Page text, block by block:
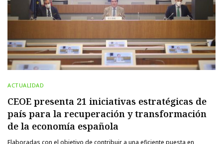
ACTUALIDAD
CEOE presenta 21 iniciativas estratégicas de
país para la recuperación y transformación
de la economía española
Elaboradas con el objetivo de contribuir a una eficiente puesta en